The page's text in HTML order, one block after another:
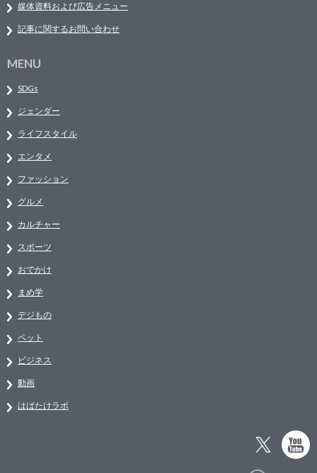
媒体資料および広告メニュー
記事に関するお問い合わせ
MENU
SDGs
ジェンダー
ライフスタイル
エンタメ
ファッション
グルメ
カルチャー
スポーツ
おでかけ
まめ学
デジもの
ペット
ビジネス
動画
はばたけラボ